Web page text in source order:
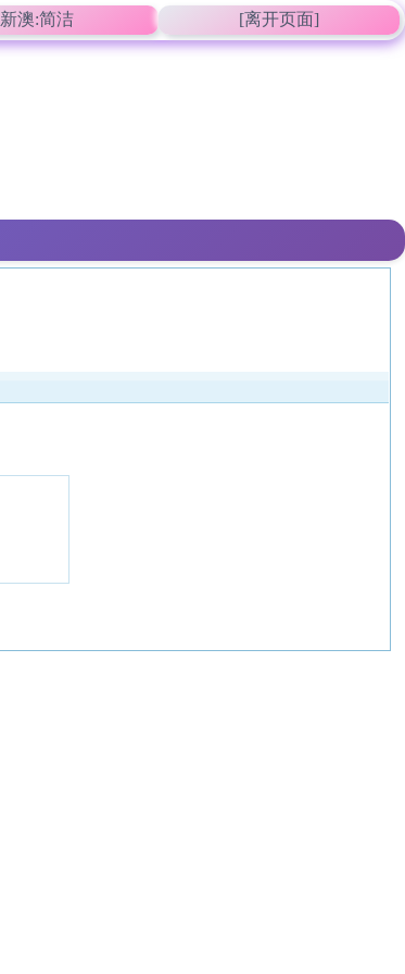
新澳:简洁 [离开页面]